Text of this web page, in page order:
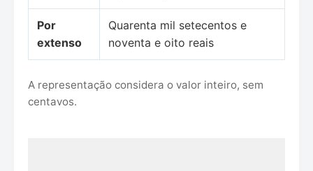
Por
extenso
Quarenta mil setecentos e
noventa e oito reais
A representação considera o valor inteiro, sem
centavos.